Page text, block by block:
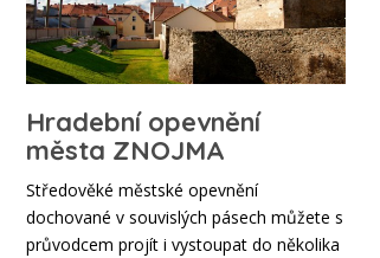
Hradební opevnění
města ZNOJMA
Středověké městské opevnění
dochované v souvislých pásech můžete s
průvodcem projít i vystoupat do několika